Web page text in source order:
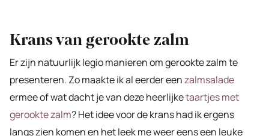
Krans van gerookte zalm
Er zijn natuurlijk legio manieren om gerookte zalm te
presenteren. Zo maakte ik al eerder eenzalmsalade
ermee of wat dacht je van deze heerlijketaartjes met
gerookte zalm? Het idee voor de krans had ik ergens
langs zien komen en het leek me weer eens een leuke